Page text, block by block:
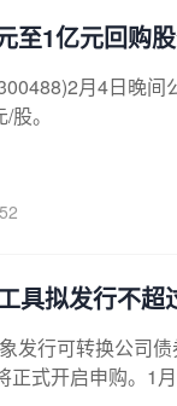
至1亿元回购
月4日晚
。
具拟发行不超
发行可转换公司
正式开启申购。1